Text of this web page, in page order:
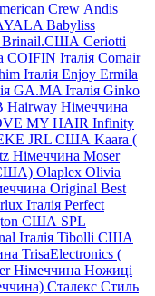
Crew Andis
Babyliss
Brinail.США Ceriotti
COIFIN Італія Comair
Італія Enjoy Ermila
GA.MA Італія Ginko
Hairway Німеччина
MY HAIR Infinity
JRL США Kaara (
Німеччина Moser
Olaplex Olivia
Original Best
Італія Perfect
США SPL
Італія Tibolli США
TrisaElectronics (
Німеччина Ножиці
Сталекс Стиль